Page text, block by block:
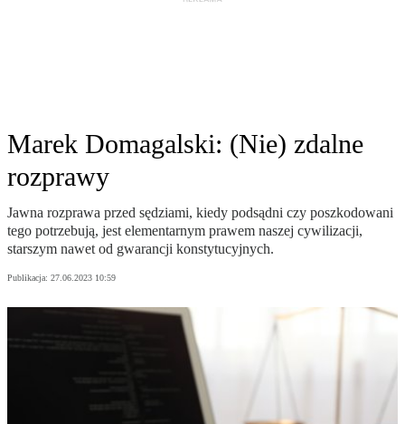
Marek Domagalski: (Nie) zdalne
rozprawy
Jawna rozprawa przed sędziami, kiedy podsądni czy poszkodowani
tego potrzebują, jest elementarnym prawem naszej cywilizacji,
starszym nawet od gwarancji konstytucyjnych.
Publikacja: 27.06.2023 10:59